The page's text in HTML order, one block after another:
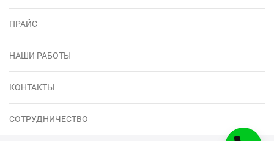
ПРАЙС
НАШИ РАБОТЫ
КОНТАКТЫ
СОТРУДНИЧЕСТВО